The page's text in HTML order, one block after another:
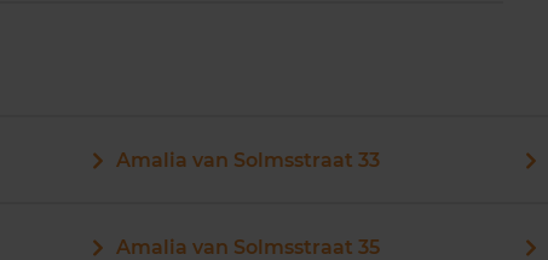
Amalia van Solmsstraat 33
Amalia van Solmsstraat 35